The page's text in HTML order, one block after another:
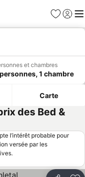
Favoris
Se
et chambres
1 chambre
Carte
des Bed &
l’intérêt probable pour
versée par les